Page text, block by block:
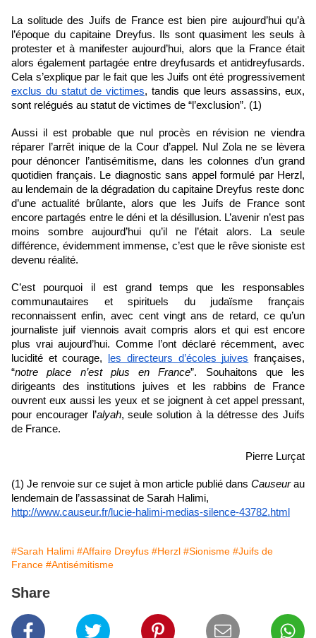
La solitude des Juifs de France est bien pire aujourd’hui qu’à
l’époque du capitaine Dreyfus. Ils sont quasiment les seuls à
protester et à manifester aujourd’hui, alors que la France était
alors également partagée entre dreyfusards et antidreyfusards.
exclus du statut de victimes, tandis que leurs assassins, eux,
sont relégués au statut de victimes de “l’exclusion”. (1)
Aussi il est probable que nul procès en révision ne viendra
réparer l’arrêt inique de la Cour d’appel. Nul Zola ne se lèvera
pour dénoncer l’antisémitisme, dans les colonnes d’un grand
quotidien français. Le diagnostic sans appel formulé par Herzl,
au lendemain de la dégradation du capitaine Dreyfus reste donc
d’une actualité brûlante, alors que les Juifs de France sont
encore partagés entre le déni et la désillusion. L’avenir n’est pas
moins sombre aujourd’hui qu’il ne l’était alors. La seule
différence, évidemment immense, c’est que le rêve sioniste est
devenu réalité.
C’est pourquoi il est grand temps que les responsables
communautaires et spirituels du judaïsme français
reconnaissent enfin, avec cent vingt ans de retard, ce qu’un
journaliste juif viennois avait compris alors et qui est encore
plus vrai aujourd’hui. Comme l’ont déclaré récemment, avec
lucidité et courage,
les directeurs d’écoles juives françaises,
“notre place n’est plus en France”. Souhaitons que les
dirigeants des institutions juives et les rabbins de France
ouvrent eux aussi les yeux et se joignent à cet appel pressant,
pour encourager l’alyah, seule solution à la détresse des Juifs
de France.
Pierre Lurçat
(1) Je renvoie sur ce sujet à mon article publié dans Causeur au
http://www.causeur.fr/lucie-halimi-medias-silence-43782.html
#Sarah Halimi #Affaire Dreyfus #Herzl #Sionisme #Juifs de
France #Antisémitisme
Share